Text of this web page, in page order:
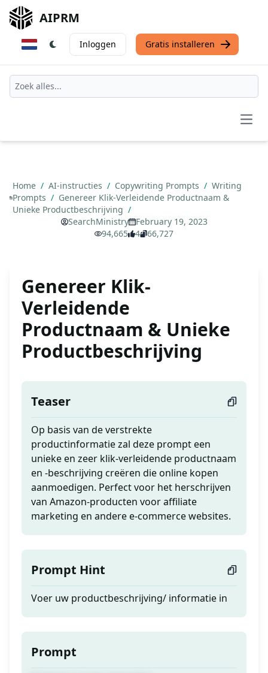
AIPRM
Inloggen Gratis installeren
Home / AI-instructies / Copywriting Prompts / Writing
Prompts / Genereer Klik-Verleidende Productnaam &
Unieke Productbeschrijving /
SearchMinistry
February 19, 2023
94,665
4 66,727
Genereer Klik-
Verleidende
Productnaam & Unieke
Productbeschrijving
Teaser
Op basis van de verstrekte
productinformatie zal deze prompt een
unieke en zeer klik-verleidende productnaam
en -beschrijving creëren die online kopen
aanmoedigen. Perfect voor het herschrijven
van Amazon-producten voor affiliate
marketing en andere e-commerce websites.
Prompt Hint
Voer uw productbeschrijving/ informatie in
Prompt